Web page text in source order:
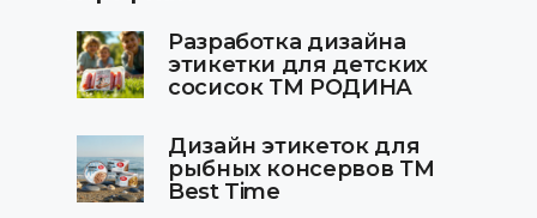
Разработка дизайна
этикетки для детских
сосисок ТМ РОДИНА
Дизайн этикеток для
рыбных консервов ТМ
Best Time